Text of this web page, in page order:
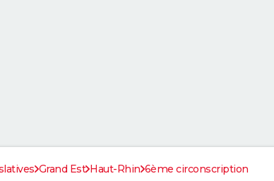
Grand Est Haut-Rhin 6ème circonscription